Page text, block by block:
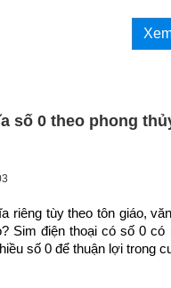
số 0 theo phong
riêng tùy theo tôn giáo,
Sim điện thoại có số 0
số 0 để thuận lợi trong